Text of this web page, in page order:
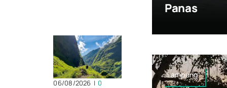
06/08/2026 | 0
Panas
Lampung